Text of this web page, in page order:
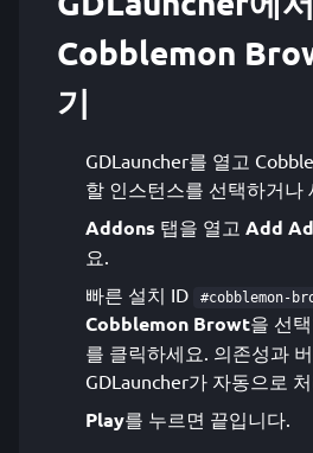
Cobblemon
기
GDLauncher를 열고
할 인스턴스를 선택하거나
Addons 탭을 열고 Add
요.
빠른 설치 ID
#cobblemon-
Cobblemon Browt을 선
를 클릭하세요. 의존성과
GDLauncher가 자동으로
Play를 누르면 끝입니다.